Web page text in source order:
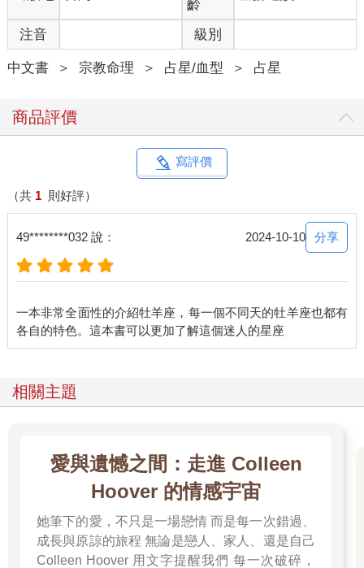
齡
注音 級別
中文書 ＞ 宗教命理 ＞ 占星/血型 ＞ 占星
商品評價
寫評價
（共 1 則好評）
49********032 說： 2024-10-10 分享
一本非常全面性的介紹牡羊座，每一個不同天的牡羊座也都有
相關主題
愛與遺憾之間：走進 Colleen
Hoover 的情感宇宙
她筆下的愛，不只是一場戀情 而是每一次錯過、
成長與原諒的旅程 無論是戀人、家人、還是自己
Colleen Hoover 用文字提醒我們 每一次破碎，